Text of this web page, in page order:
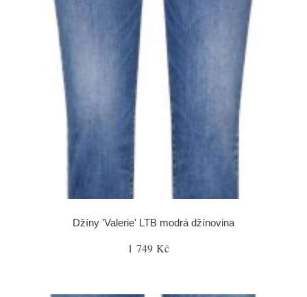
Džíny 'Valerie' LTB modrá džínovina
1 749 Kč